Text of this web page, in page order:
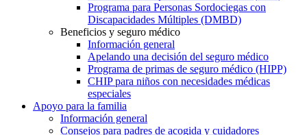
Programa para Personas Sordociegas con
Discapacidades Múltiples (DMBD)
Beneficios y seguro médico
Información general
Apelando una decisión del seguro médico
Programa de primas de seguro médico (HIPP)
CHIP para niños con necesidades médicas
especiales
Apoyo para la familia
Información general
Consejos para padres de acogida y cuidadores